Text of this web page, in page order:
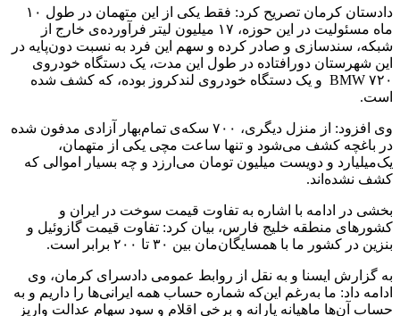
دادستان کرمان تصریح کرد: فقط یکی از این متهمان در طول ۱۰
ماه مسئولیت در این حوزه، ۱۷ میلیون لیتر فرآورده‌ی خارج از
شبکه، سندسازی و صادر کرده و سهم این فرد به نسبت دون‌پایه در
این شهرستان دورافتاده در طول این مدت، یک دستگاه خودروی
BMW ۷۲۰ و یک دستگاه خودروی لندکروز بوده، که کشف شده
است.
وی افزود: از منزل دیگری، ۷۰۰ سکه‌ی تمام‌بهار آزادی مدفون شده
در باغچه کشف می‌شود و تنها ساعت مچی یکی از متهمان،
یک‌میلیارد و دویست میلیون تومان می‌ارزد و چه بسیار اموالی که
کشف نشده‌اند.
بخشی در ادامه با اشاره به تفاوت قیمت سوخت در ایران و
کشورهای منطقه خلیج فارس، بیان کرد: تفاوت قیمت گازوئیل و
بنزین در کشور ما با همسایگان‌مان بین ۳۰ تا ۲۰۰ برابر است.
به گزارش ایسنا و به نقل از روابط عمومی دادسرای کرمان، وی
ادامه داد: ما به‌رغم این‌که شماره حساب همه ایرانی‌ها را داریم و به
حساب آن‌ها ماهیانه یارانه و برخی اقلام و سود سهام عدالت واریز